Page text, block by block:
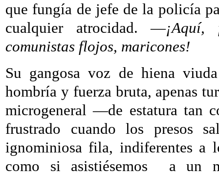
que fungía de jefe de la policía
cualquier atrocidad. —¡Aquí,
comunistas flojos, maricones!
Su gangosa voz de hiena
hombría y fuerza bruta, apenas
microgeneral —de estatura tan
frustrado cuando los presos
ignominiosa fila, indiferentes a
como si asistiésemos
a un